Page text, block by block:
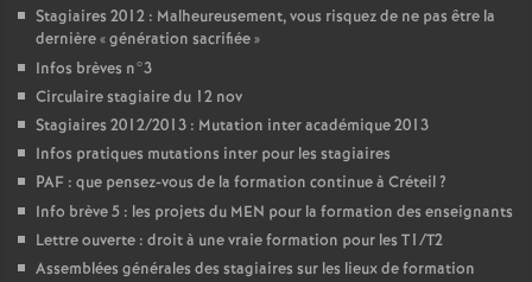
Stagiaires 2012 : Malheureusement, vous risquez de ne pas être la
dernière «génération sacrifiée»
Infos brèves n°3
Circulaire stagiaire du 12 nov
Stagiaires 2012/2013 : Mutation inter académique 2013
Infos pratiques mutations inter pour les stagiaires
PAF : que pensez-vous de la formation continue à Créteil?
Info brève 5 : les projets du MEN pour la formation des enseignants
Lettre ouverte : droit à une vraie formation pour les T1/T2
Assemblées générales des stagiaires sur les lieux de formation